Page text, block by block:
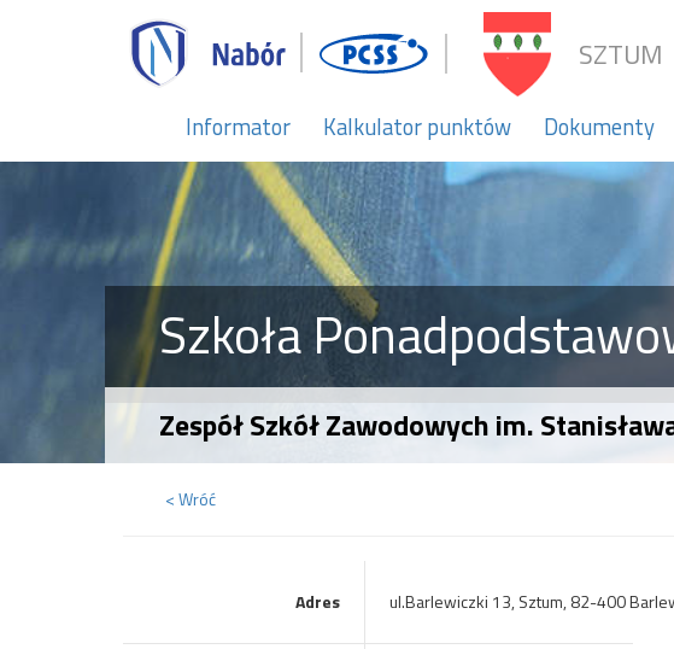
SZTUM
Informator Kalkulator punktów Dokumenty
Szkoła
Zespół Szkół Zawodowych im.
< Wróć
Adres ul.Barlewiczki 13, Sztum, 82-400